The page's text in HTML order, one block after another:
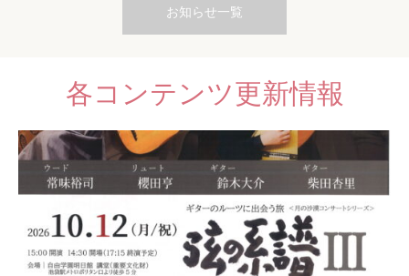
お知らせ一覧
各コンテンツ更新情報